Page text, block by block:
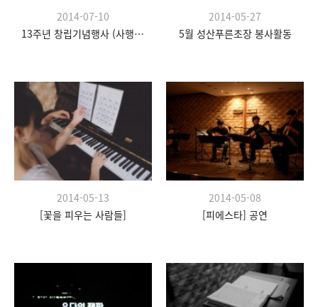
2014-07-10
13주년 창립기념행사 (사행시, 데코레이션)
2014-05-27
5월 성산푸른초장 봉사활동
2014-05-13
[꽃을 피우는 사람들]
2014-05-08
[피에스타] 공연